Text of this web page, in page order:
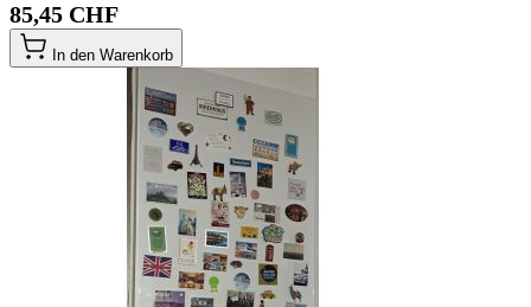
85,45 CHF
In den Warenkorb